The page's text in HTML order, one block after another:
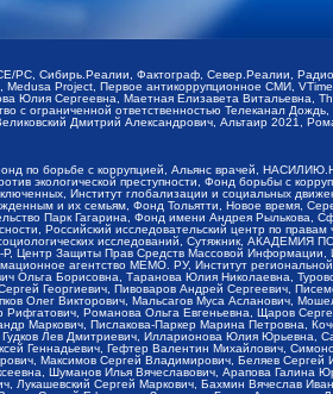
Сибирь.Реалии, Фактограф, Север.Реалии,
Project, Первое антикоррупционное СМИ,
Сергеевна, Маетная Елизавета Витальевна,
с ограниченной ответственностью Телеканал
Дмитрий Александрович, Альтаир 2021,
по борьбе с коррупцией, Альянс врачей,
экологической преступности, Фонд борьбы с
Институт глобализации и социальных
и их семьям, Фонд Тольятти, Новое время,
Парк Гагарина, Фонд имени Андрея Рылькова,
Российский исследовательский центр по
исследований, Сутяжник,
Центр Защиты Прав Средств Массовой
агентство МЕМО. РУ, Институт
Борисовна, Таранова Юлия Николаевна,
Георгиевич, Пивоваров Андрей Сергеевич,
Олег Викторович, Мальсагов Муса Асланович,
Романова Ольга Евгеньевна, Щаров
Маркович, Пислакова-Паркер Марина Петровна,
Лев Дмитриевич, Илларионова Юлия Юрьевна,
Геннадьевич, Гефтер Валентин Михайлович,
Максимов Сергей Владимирович, Беляев Сергей
Шуманов Илья Вячеславович, Арапова Галина
Лукашевский Сергей Маркович, Бахмин Вячеслав